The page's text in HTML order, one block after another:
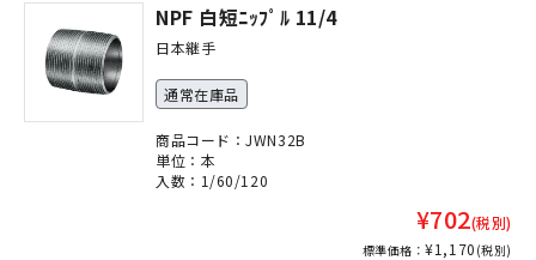
NPF 白短ﾆｯﾌﾟﾙ 11/4
日本継手
通常在庫品
商品コード：JWN32B
単位：本
入数：1/60/120
¥702(税別)
標準価格：¥1,170 (税別)